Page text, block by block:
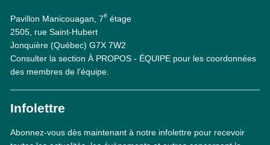
Pavillon Manicouagan, 7e étage
2505, rue Saint-Hubert
Jonquière (Québec) G7X 7W2
Consulter la section À PROPOS - ÉQUIPE pour les coordonnées
des membres de l'équipe.
Infolettre
Abonnez-vous dès maintenant à notre infolettre pour recevoir